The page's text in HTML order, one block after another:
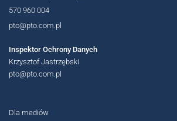
OGÓLNOPOLSKIE
570 960 004
pto@pto.com.pl
Inspektor Ochrony Danych
Krzysztof Jastrzębski
pto@pto.com.pl
Dla mediów